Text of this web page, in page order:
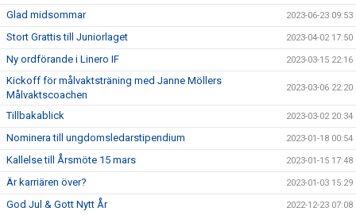
Glad midsommar 2023-06-23 09:53
Stort Grattis till Juniorlaget 2023-04-02 17:50
Ny ordförande i Linero IF 2023-03-15 22:16
Kickoff för målvaktsträning med Janne Möllers
Målvaktscoachen
2023-03-06 22:20
Tillbakablick 2023-03-02 20:34
Nominera till ungdomsledarstipendium 2023-01-18 00:54
Kallelse till Årsmöte 15 mars 2023-01-15 17:48
Är karriären över? 2023-01-03 15:29
God Jul & Gott Nytt År 2022-12-23 07:08